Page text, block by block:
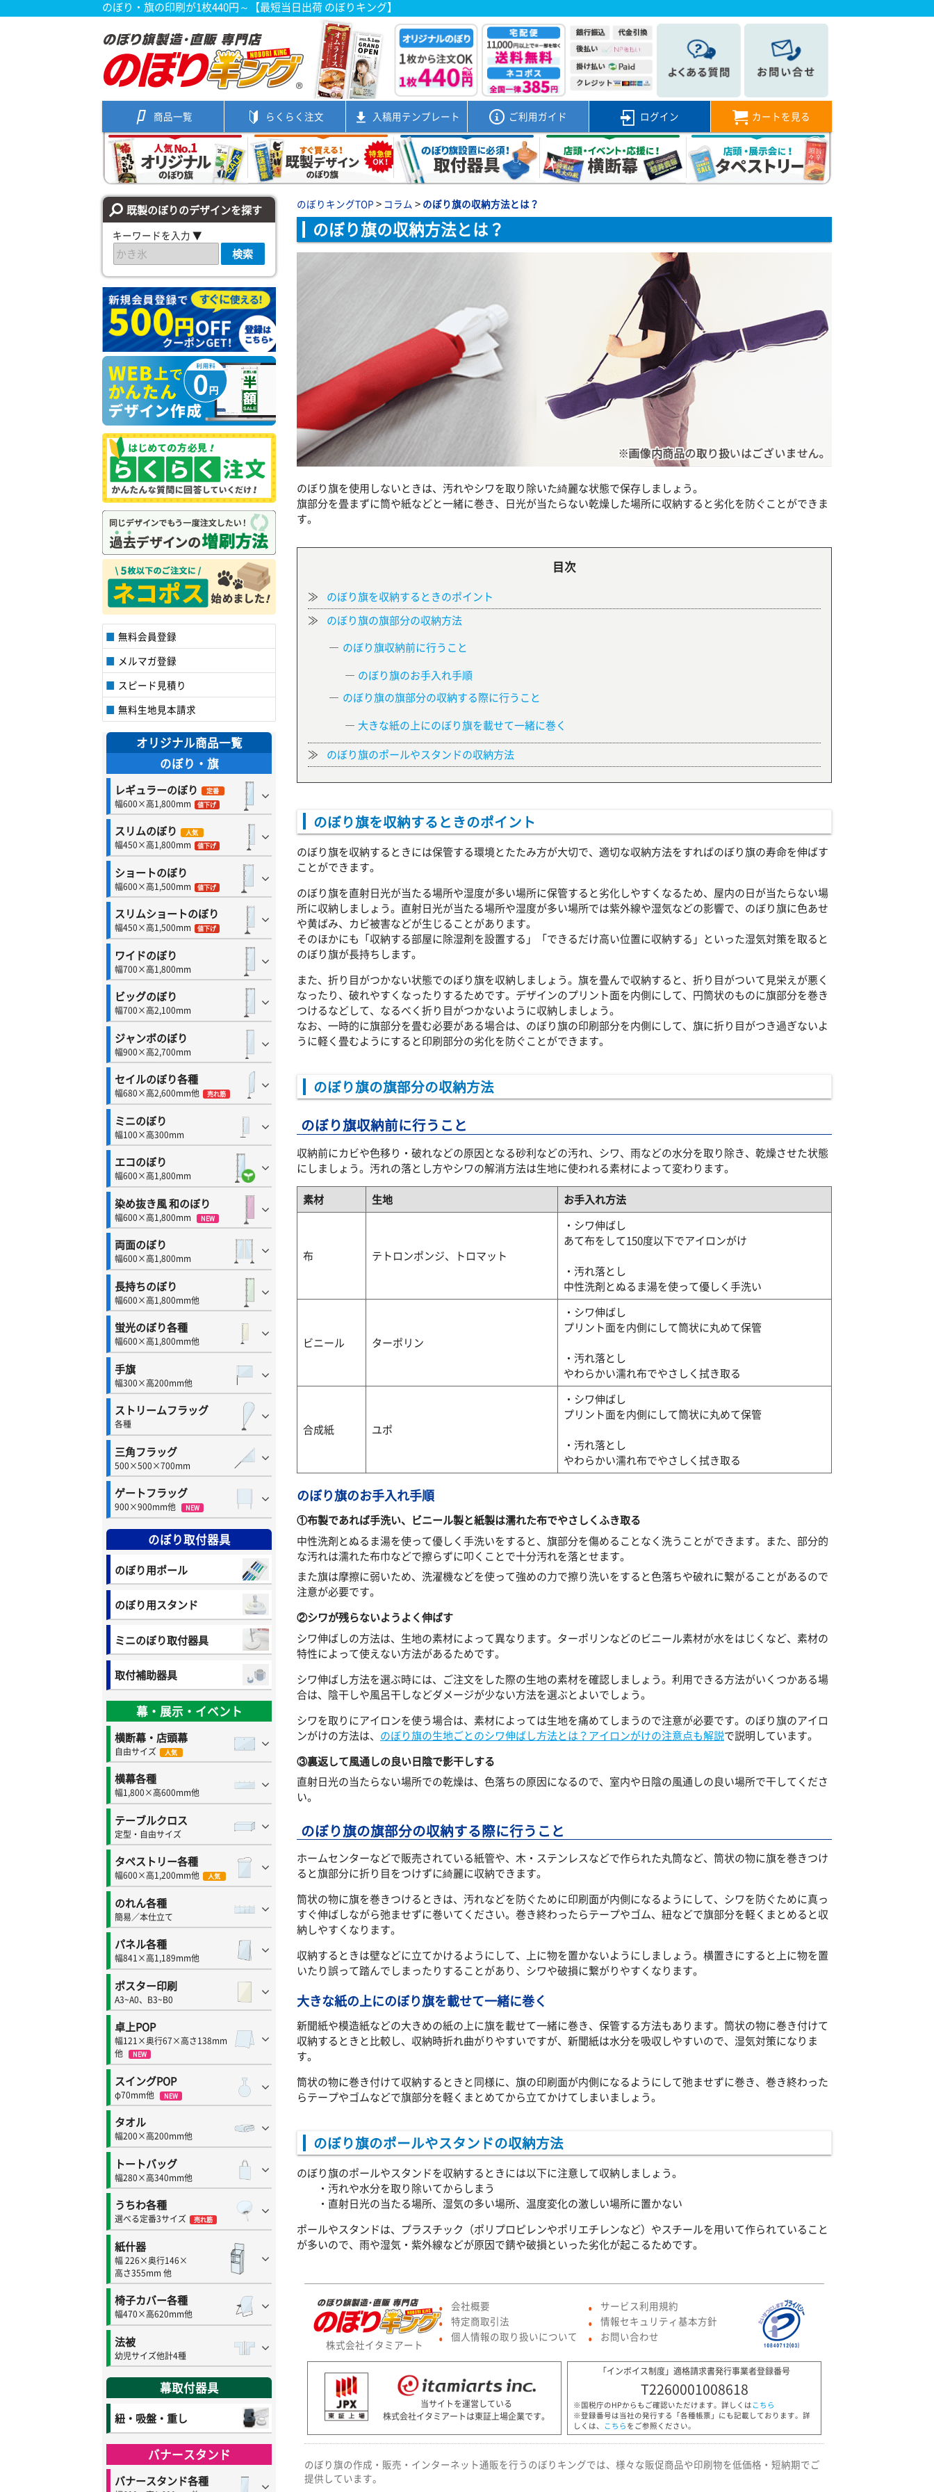
のぼり・旗の印刷が1枚440円～【最短当日出荷 のぼりキング】
商品一覧 らくらく注文 入稿用テンプレート ご利用ガイド ログイン カートを見る
既製のぼりのデザインを探す
キーワードを入力 ▼
検索
無料会員登録
メルマガ登録
スピード見積り
無料生地見本請求
オリジナル商品一覧
のぼり・旗
レギュラーのぼり 定番
幅600×高1,800mm 値下げ
スリムのぼり 人気
幅450×高1,800mm 値下げ
ショートのぼり
幅600×高1,500mm 値下げ
スリムショートのぼり
幅450×高1,500mm 値下げ
ワイドのぼり
幅700×高1,800mm
ビッグのぼり
幅700×高2,100mm
ジャンボのぼり
幅900×高2,700mm
セイルのぼり各種
幅680×高2,600mm他 売れ筋
ミニのぼり
幅100×高300mm
エコのぼり
幅600×高1,800mm
染め抜き風 和のぼり
幅600×高1,800mm NEW
両面のぼり
幅600×高1,800mm
長持ちのぼり
幅600×高1,800mm他
蛍光のぼり各種
幅600×高1,800mm他
手旗
幅300×高200mm他
ストリームフラッグ
各種
三角フラッグ
500×500×700mm
ゲートフラッグ
900×900mm他 NEW
のぼり取付器具
のぼり用ポール
のぼり用スタンド
ミニのぼり取付器具
取付補助器具
幕・展示・イベント
横断幕・店頭幕
自由サイズ 人気
横幕各種
幅1,800×高600mm他
テーブルクロス
定型・自由サイズ
タペストリー各種
幅600×高1,200mm他 人気
のれん各種
簡易／本仕立て
パネル各種
幅841×高1,189mm他
ポスター印刷
A3~A0、B3~B0
卓上POP
幅121×奥行67×高さ138mm
他
NEW
スイングPOP
φ70mm他 NEW
タオル
幅200×高200mm他
トートバッグ
幅280×高340mm他
うちわ各種
選べる定番3サイズ 売れ筋
紙什器
幅 226×奥行146×
高さ355mm 他
椅子カバー各種
幅470×高620mm他
法被
幼児サイズ他計4種
幕取付器具
紐・吸盤・重し
バナースタンド
バナースタンド各種
のぼりキングTOP > コラム > のぼり旗の収納方法とは？
のぼり旗の収納方法とは？
のぼり旗を使用しないときは、汚れやシワを取り除いた綺麗な状態で保存しましょう。
旗部分を畳まずに筒や紙などと一緒に巻き、日光が当たらない乾燥した場所に収納すると劣化を防ぐことができま
す。
目次
のぼり旗を収納するときのポイント
のぼり旗の旗部分の収納方法
のぼり旗収納前に行うこと
のぼり旗のお手入れ手順
のぼり旗の旗部分の収納する際に行うこと
大きな紙の上にのぼり旗を載せて一緒に巻く
のぼり旗のポールやスタンドの収納方法
のぼり旗を収納するときのポイント
のぼり旗を収納するときには保管する環境とたたみ方が大切で、適切な収納方法をすればのぼり旗の寿命を伸ばす
ことができます。
のぼり旗を直射日光が当たる場所や湿度が多い場所に保管すると劣化しやすくなるため、屋内の日が当たらない場
所に収納しましょう。直射日光が当たる場所や湿度が多い場所では紫外線や湿気などの影響で、のぼり旗に色あせ
や黄ばみ、カビ被害などが生じることがあります。
そのほかにも「収納する部屋に除湿剤を設置する」「できるだけ高い位置に収納する」といった湿気対策を取ると
のぼり旗が長持ちします。
また、折り目がつかない状態でのぼり旗を収納しましょう。旗を畳んで収納すると、折り目がついて見栄えが悪く
なったり、破れやすくなったりするためです。デザインのプリント面を内側にして、円筒状のものに旗部分を巻き
つけるなどして、なるべく折り目がつかないように収納しましょう。
なお、一時的に旗部分を畳む必要がある場合は、のぼり旗の印刷部分を内側にして、旗に折り目がつき過ぎないよ
うに軽く畳むようにすると印刷部分の劣化を防ぐことができます。
のぼり旗の旗部分の収納方法
のぼり旗収納前に行うこと
収納前にカビや色移り・破れなどの原因となる砂利などの汚れ、シワ、雨などの水分を取り除き、乾燥させた状態
にしましょう。汚れの落とし方やシワの解消方法は生地に使われる素材によって変わります。
素材 生地 お手入れ方法
布 テトロンポンジ、トロマット
・シワ伸ばし
あて布をして150度以下でアイロンがけ
・汚れ落とし
中性洗剤とぬるま湯を使って優しく手洗い
ビニール ターポリン
・シワ伸ばし
プリント面を内側にして筒状に丸めて保管
・汚れ落とし
やわらかい濡れ布でやさしく拭き取る
合成紙 ユポ
・シワ伸ばし
プリント面を内側にして筒状に丸めて保管
・汚れ落とし
やわらかい濡れ布でやさしく拭き取る
のぼり旗のお手入れ手順
①布製であれば手洗い、ビニール製と紙製は濡れた布でやさしくふき取る
中性洗剤とぬるま湯を使って優しく手洗いをすると、旗部分を傷めることなく洗うことができます。また、部分的
な汚れは濡れた布巾などで擦らずに叩くことで十分汚れを落とせます。
また旗は摩擦に弱いため、洗濯機などを使って強めの力で擦り洗いをすると色落ちや破れに繋がることがあるので
注意が必要です。
②シワが残らないようよく伸ばす
シワ伸ばしの方法は、生地の素材によって異なります。ターポリンなどのビニール素材が水をはじくなど、素材の
特性によって使えない方法があるためです。
シワ伸ばし方法を選ぶ時には、ご注文をした際の生地の素材を確認しましょう。利用できる方法がいくつかある場
合は、陰干しや風呂干しなどダメージが少ない方法を選ぶとよいでしょう。
シワを取りにアイロンを使う場合は、素材によっては生地を痛めてしまうので注意が必要です。のぼり旗のアイロ
ンがけの方法は、 のぼり旗の生地ごとのシワ伸ばし方法とは？アイロンがけの注意点も解説で説明しています。
③裏返して風通しの良い日陰で影干しする
直射日光の当たらない場所での乾燥は、色落ちの原因になるので、室内や日陰の風通しの良い場所で干してくださ
い。
のぼり旗の旗部分の収納する際に行うこと
ホームセンターなどで販売されている紙管や、木・ステンレスなどで作られた丸筒など、筒状の物に旗を巻きつけ
ると旗部分に折り目をつけずに綺麗に収納できます。
筒状の物に旗を巻きつけるときは、汚れなどを防ぐために印刷面が内側になるようにして、シワを防ぐために真っ
すぐ伸ばしながら弛ませずに巻いてください。巻き終わったらテープやゴム、紐などで旗部分を軽くまとめると収
納しやすくなります。
収納するときは壁などに立てかけるようにして、上に物を置かないようにしましょう。横置きにすると上に物を置
いたり誤って踏んでしまったりすることがあり、シワや破損に繋がりやすくなります。
大きな紙の上にのぼり旗を載せて一緒に巻く
新聞紙や模造紙などの大きめの紙の上に旗を載せて一緒に巻き、保管する方法もあります。筒状の物に巻き付けて
収納するときと比較し、収納時折れ曲がりやすいですが、新聞紙は水分を吸収しやすいので、湿気対策になりま
す。
筒状の物に巻き付けて収納するときと同様に、旗の印刷面が内側になるようにして弛ませずに巻き、巻き終わった
らテープやゴムなどで旗部分を軽くまとめてから立てかけてしまいましょう。
のぼり旗のポールやスタンドの収納方法
のぼり旗のポールやスタンドを収納するときには以下に注意して収納しましょう。
・汚れや水分を取り除いてからしまう
・直射日光の当たる場所、湿気の多い場所、温度変化の激しい場所に置かない
ポールやスタンドは、プラスチック（ポリプロピレンやポリエチレンなど）やスチールを用いて作られていること
が多いので、雨や湿気・紫外線などが原因で錆や破損といった劣化が起こるためです。
株式会社イタミアート
● 会社概要
● 特定商取引法
● 個人情報の取り扱いについて
● サービス利用規約
● 情報セキュリティ基本方針
● お問い合わせ
当サイトを運営している
株式会社イタミアートは東証上場企業です。
「インボイス制度」適格請求書発行事業者登録番号
T2260001008618
※国税庁のHPからもご確認いただけます。詳しくは こちら
※登録番号は当社の発行する「各種帳票」にも記載しております。詳
しくは、
こちら をご参照ください。
のぼり旗の作成・販売・インターネット通販を行うのぼりキングでは、様々な販促商品や印刷物を低価格・短納期でご
提供しています。